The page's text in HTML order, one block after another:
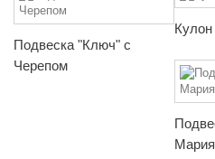
Подвеска "Ключ" с
Черепом
Кулон